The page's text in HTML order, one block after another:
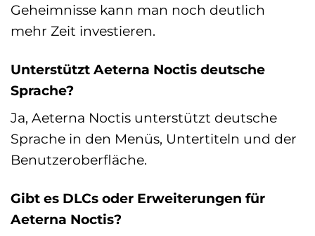
Geheimnisse kann man noch deutlich
mehr Zeit investieren.
Unterstützt Aeterna Noctis deutsche
Sprache?
Ja, Aeterna Noctis unterstützt deutsche
Sprache in den Menüs, Untertiteln und der
Benutzeroberfläche.
Gibt es DLCs oder Erweiterungen für
Aeterna Noctis?